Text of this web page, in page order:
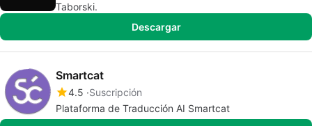
Taborski.
Descargar
Smartcat
4.5 Suscripción
Plataforma de Traducción AI Smartcat